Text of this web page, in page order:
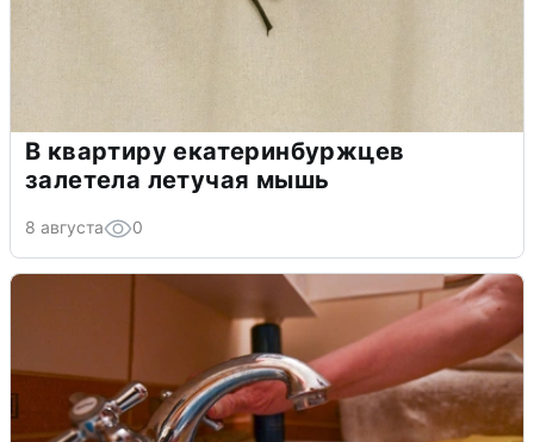
В квартиру екатеринбуржцев
залетела летучая мышь
8 августа 0